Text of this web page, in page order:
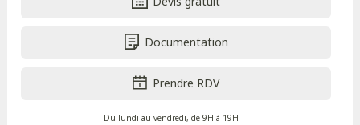
Documentation
Prendre RDV
Du lundi au vendredi, de 9H à 19H